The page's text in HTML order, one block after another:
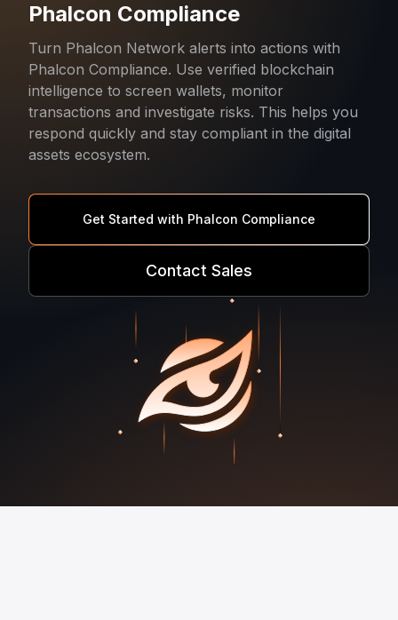
Phalcon Compliance
Turn Phalcon Network alerts into actions with
Phalcon Compliance. Use verified blockchain
intelligence to screen wallets, monitor
transactions and investigate risks. This helps you
respond quickly and stay compliant in the digital
assets ecosystem.
Get Started with Phalcon Compliance
Contact Sales